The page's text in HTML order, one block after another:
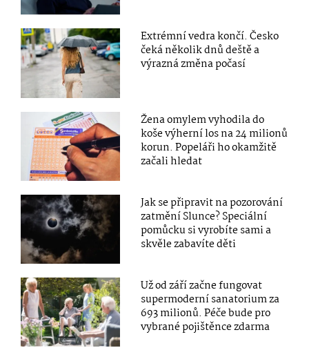
Extrémní vedra končí. Česko
čeká několik dnů deště a
výrazná změna počasí
Žena omylem vyhodila do
koše výherní los na 24 milionů
korun. Popeláři ho okamžitě
začali hledat
Jak se připravit na pozorování
zatmění Slunce? Speciální
pomůcku si vyrobíte sami a
skvěle zabavíte děti
Už od září začne fungovat
supermoderní sanatorium za
693 milionů. Péče bude pro
vybrané pojištěnce zdarma